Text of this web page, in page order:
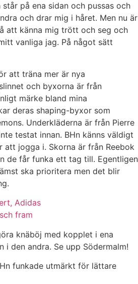
står på ena sidan och pussas och
och drar mig i håret. Men nu är
att känna mig trött och seg och
vanliga jag. På något sätt
att träna mer är nya
och byxorna är från
märke bland mina
deras shaping-byxor som
Underkläderna är från Pierre
testat innan. BHn känns väldigt
att jogga i. Skorna är från Reebok
de får funka ett tag till. Egentligen
ska prioritera men det blir
knäböj med kopplet i ena
i den andra. Se upp Södermalm!
funkade utmärkt för lättare